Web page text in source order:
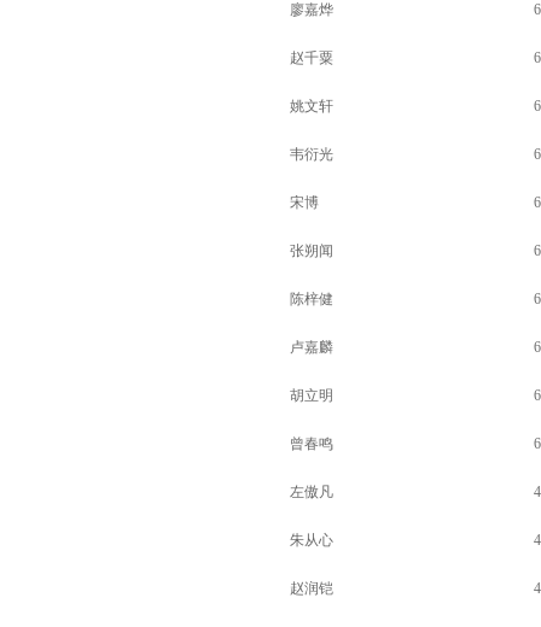
廖嘉烨 6
赵千粟 6
姚文轩 6
韦衍光 6
宋博 6
张朔闻 6
陈梓健 6
卢嘉麟 6
胡立明 6
曾春鸣 6
左傲凡 4
朱从心 4
赵润铠 4